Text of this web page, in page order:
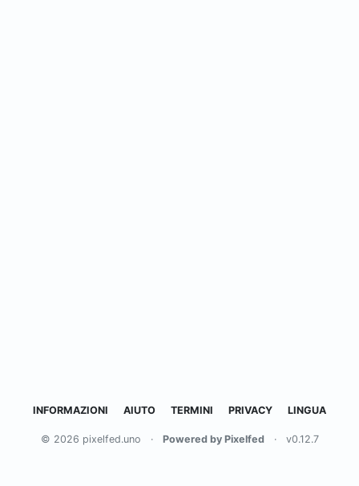
INFORMAZIONI AIUTO TERMINI PRIVACY LINGUA
© 2026 pixelfed.uno · Powered by Pixelfed · v0.12.7